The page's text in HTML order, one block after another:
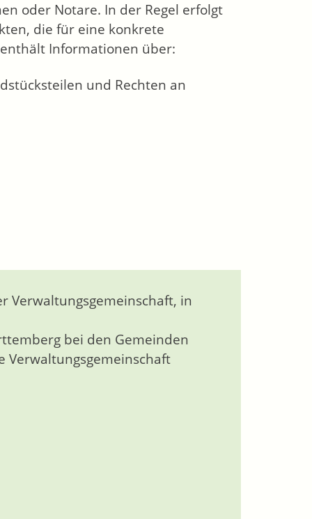
oder Notare. In der Regel erfolgt
die für eine konkrete
Informationen über:
und Rechten an
Verwaltungsgemeinschaft, in
bei den Gemeinden
Verwaltungsgemeinschaft